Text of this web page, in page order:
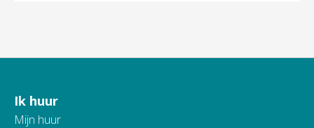
Contactinformatie
Ik huur
Mijn huur